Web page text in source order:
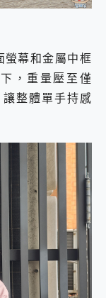
幕和金屬中框
，重量壓至僅
整體單手持感